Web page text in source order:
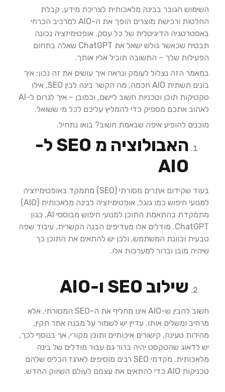
השימוש הגובר בבינה מלאכותית לצריכת מידע, קבלת
החלטות ורכישת מוצרים הופך את ה-AIO למרכיב הכרחי
באסטרטגיה הדיגיטלית של כל עסק. אופטימיזציה נכונה
תבטיח שכאשר גולש ישאל את ChatGPT שאלה בתחום
הפעילות שלך – התשובה תוביל אליו אותך.
במאמר הזה נצלול לעומק ונראה איך עושים את זה נכון: איך
בונים תשתית AIO חכמה, מה הקשר בינה לבין SEO, אילו
טקטיקות תוכן וטכניות חשוב ליישם, וכמובן – איך לגרום ל-AI
לאהוב אתכם מספיק כדי להמליץ עליכם לכל מי ששואל.
מוכנים להופיע איפה שבאמת חשוב? בואו נתחיל.
האבולוציה מ SEO ל-
AIO
בעוד שקידום אתרים מסורתי (SEO) מתמקד באופטימיזציה
למנועי חיפוש כמו גוגל, אופטימיזציה לבינה מלאכותית (AIO)
מתמקדת בהתאמת התוכן למנועי חיפוש מבוססי AI, כגון
ChatGPT. מודלים אלו מעדיפים הבנה הקשרית, עיבוד שפה
טבעית וכוונת המשתמש, ולכן יש להתאים את התוכן כך
שיהיה מובן וברור למערכות אלו.
שילוב ו-AIO
חשוב להבין ש-AIO אינו מחליף את ה-SEO המסורתי, אלא
מרחיב ומשלים אותו. עדיין יש לשמור על מבנה אתר תקין,
מהירות טעינה, קישורים איכותיים ותוכן מקורי, אך בנוסף לכך,
יש לדאוג שהטקסט יהיה ברור גם עבור מודלים של בינה
מלאכותית. מקדמי SEO רבים מוסיפים לארגז הכלים שלהם
טכניקות AIO כדי להתאים את עצמם לעולם השיווק החדש.